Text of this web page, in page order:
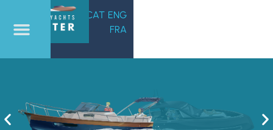
(+34) 602
032 501
CAT ENG
FRA